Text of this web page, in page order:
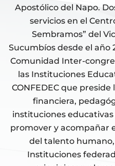
Apostólico del Napo.
servicios en el
Sembramos” del
Sucumbíos desde el año
Comunidad Inter-
las Instituciones
CONFEDEC que
financiera,
instituciones
promover y acompañar
del talento
Instituciones